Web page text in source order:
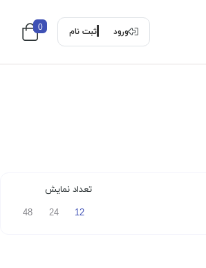
ورود ثبت نام 0
تعداد نمایش
12
24
48